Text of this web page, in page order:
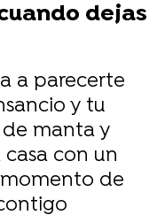
dejas
a parecerte
y tu
manta y
con un
de